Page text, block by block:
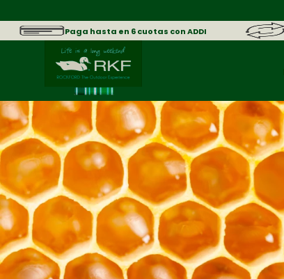
Paga hasta en 6 cuotas con ADDI